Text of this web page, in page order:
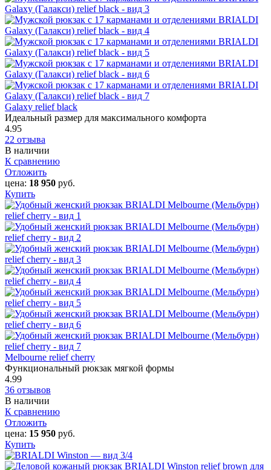
Galaxy relief black
Идеальный размер для максимального комфорта
4.95
22 отзыва
В наличии
К сравнению
Отложить
цена: 18 950 руб.
Купить
Melbourne relief cherry
Функциональный рюкзак мягкой формы
4.99
36 отзывов
В наличии
К сравнению
Отложить
цена: 15 950 руб.
Купить